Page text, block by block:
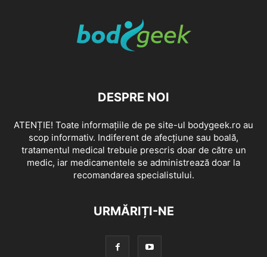
DESPRE NOI
ATENȚIE! Toate informațiile de pe site-ul bodygeek.ro au
scop informativ. Indiferent de afecțiune sau boală,
tratamentul medical trebuie prescris doar de către un
medic, iar medicamentele se administrează doar la
recomandarea specialistului.
URMĂRIȚI-NE